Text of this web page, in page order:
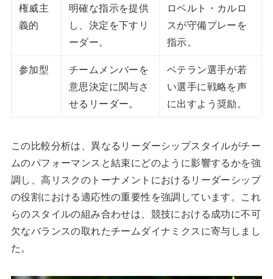
権威主
義的
明確な指示を提供
し、決定を下すリ
ーダー。
ロベルト・カルロ
スが守備プレーを
指示。
参加型
チームメンバーを
意思決定に関与さ
せるリーダー。
ベテラン選手が若
い選手に戦略を声
に出すよう奨励。
この比較分析は、異なるリーダーシップスタイルがチー
ムのパフォーマンスと結束にどのように影響するかを強
調し、高リスクのトーナメントにおけるリーダーシップ
の役割における適応性の重要性を強調しています。これ
らのスタイルの組み合わせは、競技における成功に不可
欠なバランスの取れたチームダイナミクスに寄与しまし
た。